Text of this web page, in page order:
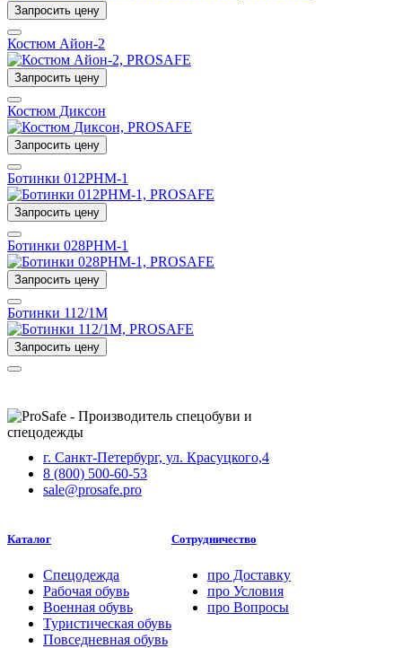
Запросить цену
Костюм Айон-2
Запросить цену
Костюм Диксон
Запросить цену
Ботинки 012РНМ-1
Запросить цену
Ботинки 028РНМ-1
Запросить цену
Ботинки 112/1М
Запросить цену
г. Санкт-Петербург, ул. Красуцкого,4
8 (800) 500-60-53
sale@prosafe.pro
Каталог
Спецодежда
Рабочая обувь
Военная обувь
Туристическая обувь
Повседневная обувь
Сотрудничество
про Доставку
про Условия
про Вопросы